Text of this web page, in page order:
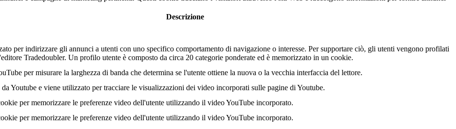
Descrizione
per indirizzare gli annunci a utenti con uno specifico comportamento di navigazione o interesse. Per supportare ciò, gli utenti vengono profilati
Tradedoubler. Un profilo utente è composto da circa 20 categorie ponderate ed è memorizzato in un cookie.
per misurare la larghezza di banda che determina se l'utente ottiene la nuova o la vecchia interfaccia del lettore.
Youtube e viene utilizzato per tracciare le visualizzazioni dei video incorporati sulle pagine di Youtube.
per memorizzare le preferenze video dell'utente utilizzando il video YouTube incorporato.
per memorizzare le preferenze video dell'utente utilizzando il video YouTube incorporato.